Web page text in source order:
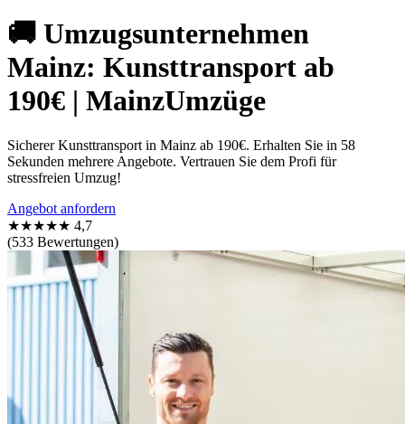
🚚 Umzugsunternehmen
Mainz: Kunsttransport ab
190€ | MainzUmzüge
Sicherer Kunsttransport in Mainz ab 190€. Erhalten Sie in 58
Sekunden mehrere Angebote. Vertrauen Sie dem Profi für
stressfreien Umzug!
Angebot anfordern
★★★★★ 4,7
(533 Bewertungen)